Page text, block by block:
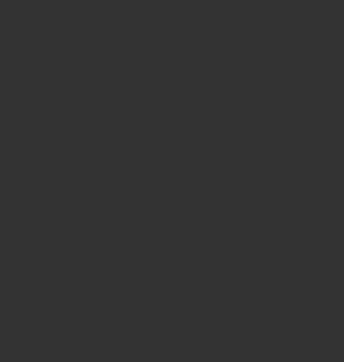
JEANNE ドレス